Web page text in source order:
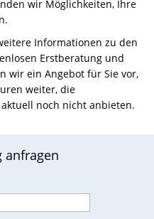
wir Möglichkeiten, Ihre
Informationen zu den
Erstberatung und
wir ein Angebot für Sie vor,
weiter, die
noch nicht anbieten.
anfragen